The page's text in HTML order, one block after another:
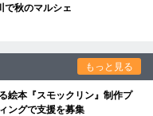
で秋のマルシェ
もっと見る
絵本『スモックリン』制作プ
ングで支援を募集